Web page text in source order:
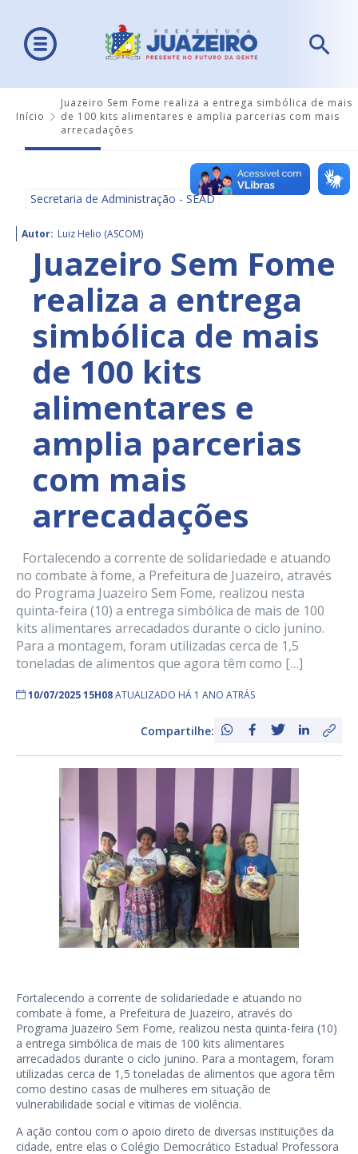
Início
Juazeiro Sem Fome realiza a entrega simbólica de mais
de 100 kits alimentares e amplia parcerias com mais
arrecadações
Secretaria de Administração - SEAD
Autor: Luiz Helio (ASCOM)
Juazeiro Sem Fome
realiza a entrega
simbólica de mais
de 100 kits
alimentares e
amplia parcerias
com mais
arrecadações
Fortalecendo a corrente de solidariedade e atuando
no combate à fome, a Prefeitura de Juazeiro, através
do Programa Juazeiro Sem Fome, realizou nesta
quinta-feira (10) a entrega simbólica de mais de 100
kits alimentares arrecadados durante o ciclo junino.
Para a montagem, foram utilizadas cerca de 1,5
toneladas de alimentos que agora têm como […]
10/07/2025 15H08ATUALIZADO HÁ 1 ANO ATRÁS
Compartilhe:
Fortalecendo a corrente de solidariedade e atuando no
combate à fome, a Prefeitura de Juazeiro, através do
Programa Juazeiro Sem Fome, realizou nesta quinta-feira (10)
a entrega simbólica de mais de 100 kits alimentares
arrecadados durante o ciclo junino. Para a montagem, foram
utilizadas cerca de 1,5 toneladas de alimentos que agora têm
como destino casas de mulheres em situação de
vulnerabilidade social e vítimas de violência.
A ação contou com o apoio direto de diversas instituições da
cidade, entre elas o Colégio Democrático Estadual Professora